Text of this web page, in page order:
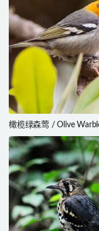
橄榄绿森莺 / Olive
Peucedramus taeniatus